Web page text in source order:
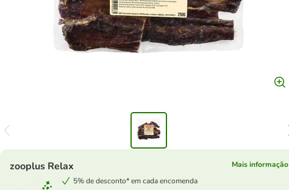
zooplus Relax
Mais informação
5% de desconto* em cada encomenda